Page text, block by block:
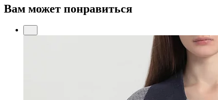
Вам может понравиться